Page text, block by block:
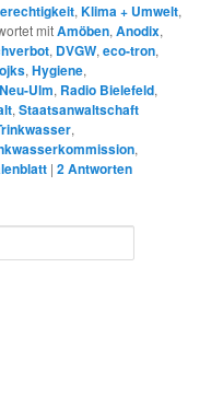
,Klima + Umwelt,
mitAmöben,Anodix,
, DVGW,eco-tron,
,Hygiene,
Neu-Ulm, Radio Bielefeld,
,Staatsanwaltschaft
,
,
|2Antworten